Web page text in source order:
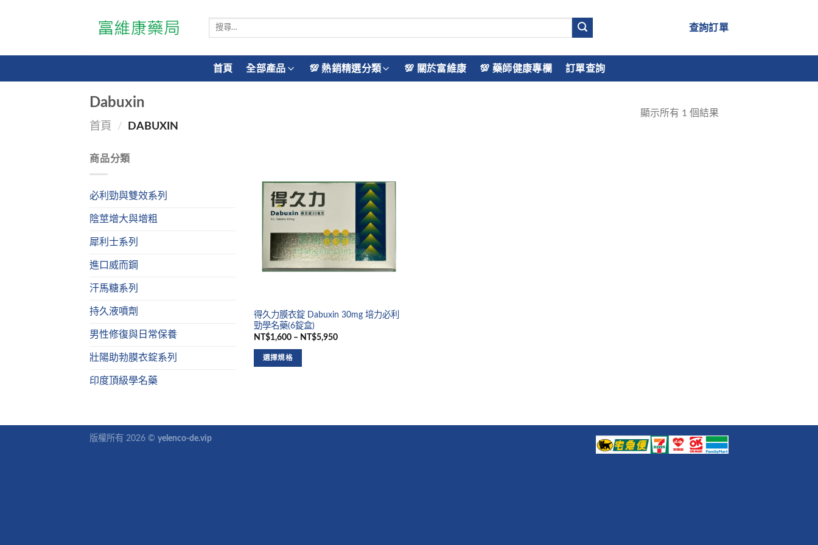
搜
鍵
字:
查詢訂單
首頁 全部產品 💯 熱銷精選分類 💯 關於富維康 💯 藥師健康專欄 訂單查詢
Dabuxin
首頁 / DABUXIN
顯示所有 1 個結果
商品分類
必利勁與雙效系列
陰莖增大與增粗
犀利士系列
進口威而鋼
汗馬糖系列
持久液噴劑
男性修復與日常保養
壯陽助勃膜衣錠系列
印度頂級學名藥
得久力膜衣錠 Dabuxin 30mg 培力必利
勁學名藥(6錠盒)
NT$1,600 – NT$5,950
選擇規格
版權所有 2026 © yelenco-de.vip